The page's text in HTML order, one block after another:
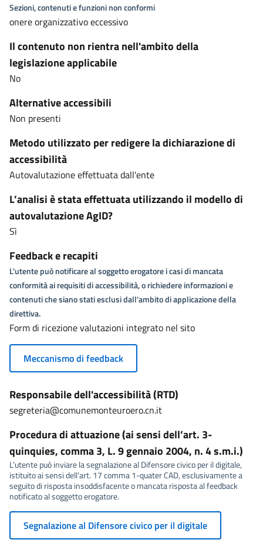
Sezioni, contenuti e funzioni non conformi
onere organizzativo eccessivo
Il contenuto non rientra nell'ambito della
legislazione applicabile
No
Alternative accessibili
Non presenti
Metodo utilizzato per redigere la dichiarazione di
accessibilità
Autovalutazione effettuata dall'ente
L’analisi è stata effettuata utilizzando il modello di
autovalutazione AgID?
Sì
Feedback e recapiti
L'utente può notificare al soggetto erogatore i casi di mancata
conformità ai requisiti di accessibilità, o richiedere informazioni e
contenuti che siano stati esclusi dall'ambito di applicazione della
direttiva.
Form di ricezione valutazioni integrato nel sito
Meccanismo di feedback
Responsabile dell'accessibilità (RTD)
segreteria@comunemonteuroero.cn.it
Procedura di attuazione (ai sensi dell’art. 3-
quinquies, comma 3, L. 9 gennaio 2004, n. 4 s.m.i.)
L’utente può inviare la segnalazione al Difensore civico per il digitale,
istituito ai sensi dell’art. 17 comma 1-quater CAD, esclusivamente a
seguito di risposta insoddisfacente o mancata risposta al feedback
notificato al soggetto erogatore.
Segnalazione al Difensore civico per il digitale